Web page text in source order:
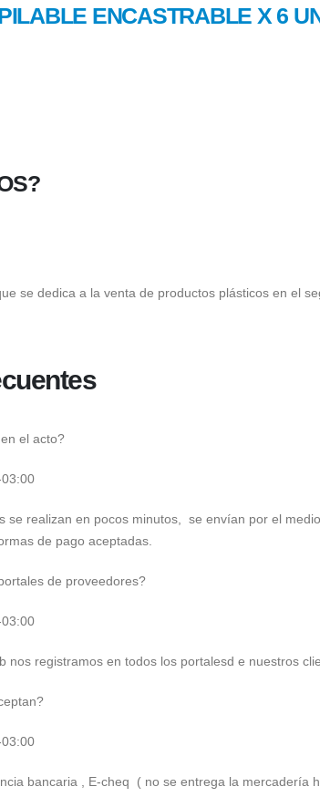
ENCASTRABLE X 6
se dedica a la venta de productos plásticos en el
el acto?
se realizan en pocos minutos, se envían por el
de pago aceptadas.
de proveedores?
nos registramos en todos los portalesd e nuestros
bancaria , E-cheq ( no se entrega la mercadería